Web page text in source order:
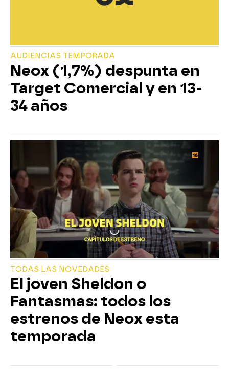
AUDIENCIAS TEMPORADA
Neox (1,7%) despunta en
Target Comercial y en 13-
34 años
TODAS LAS NOVEDADES
El joven Sheldon o
Fantasmas: todos los
estrenos de Neox esta
temporada